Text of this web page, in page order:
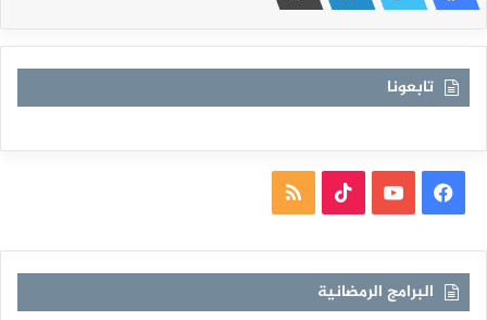
تابعونا
فيسبوكيوتيوب TikTokملخص
RSS
البرامج الرمضانية